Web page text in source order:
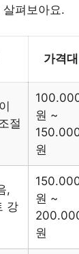
펴보아요.
가격대
절
원 ~
원
,
강
원 ~
원